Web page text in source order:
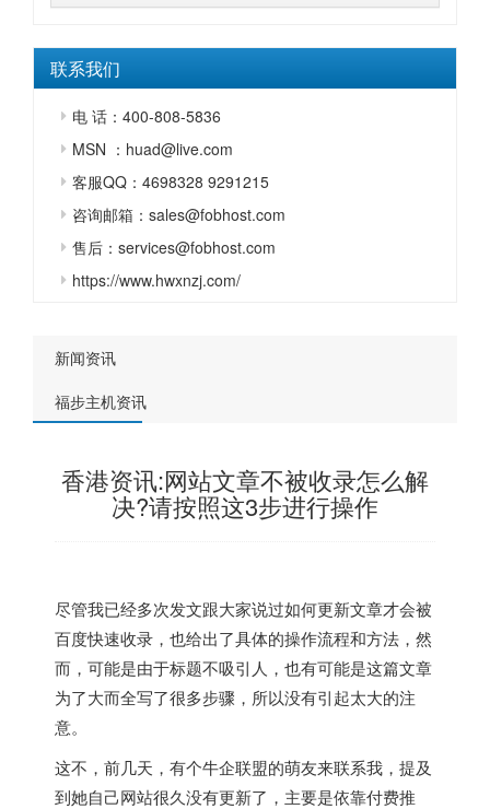
联系我们
电 话：400-808-5836
MSN ：huad@live.com
客服QQ：4698328 9291215
咨询邮箱：sales@fobhost.com
售后：services@fobhost.com
https://www.hwxnzj.com/
新闻资讯
福步主机资讯
香港资讯:网站文章不被收录怎么解
决?请按照这3步进行操作
尽管我已经多次发文跟大家说过如何更新文章才会被
百度快速收录，也给出了具体的操作流程和方法，然
而，可能是由于标题不吸引人，也有可能是这篇文章
为了大而全写了很多步骤，所以没有引起太大的注
意。
这不，前几天，有个牛企联盟的萌友来联系我，提及
到她自己网站很久没有更新了，主要是依靠付费推